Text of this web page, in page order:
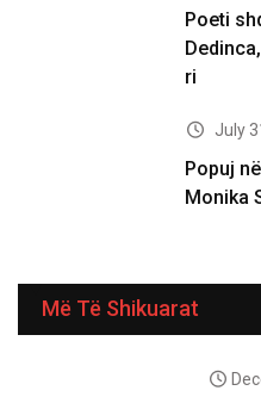
Poeti
ri
July
Popuj
Monika
Më Të Shikuarat